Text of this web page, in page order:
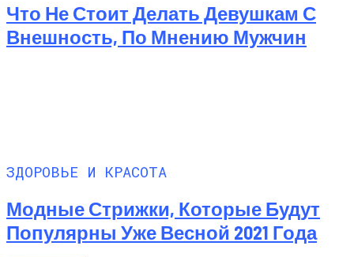
Что Не Стоит Делать Девушкам С
Внешность, По Мнению Мужчин
ЗДОРОВЬЕ И КРАСОТА
Модные Стрижки, Которые Будут
Популярны Уже Весной 2021 Года